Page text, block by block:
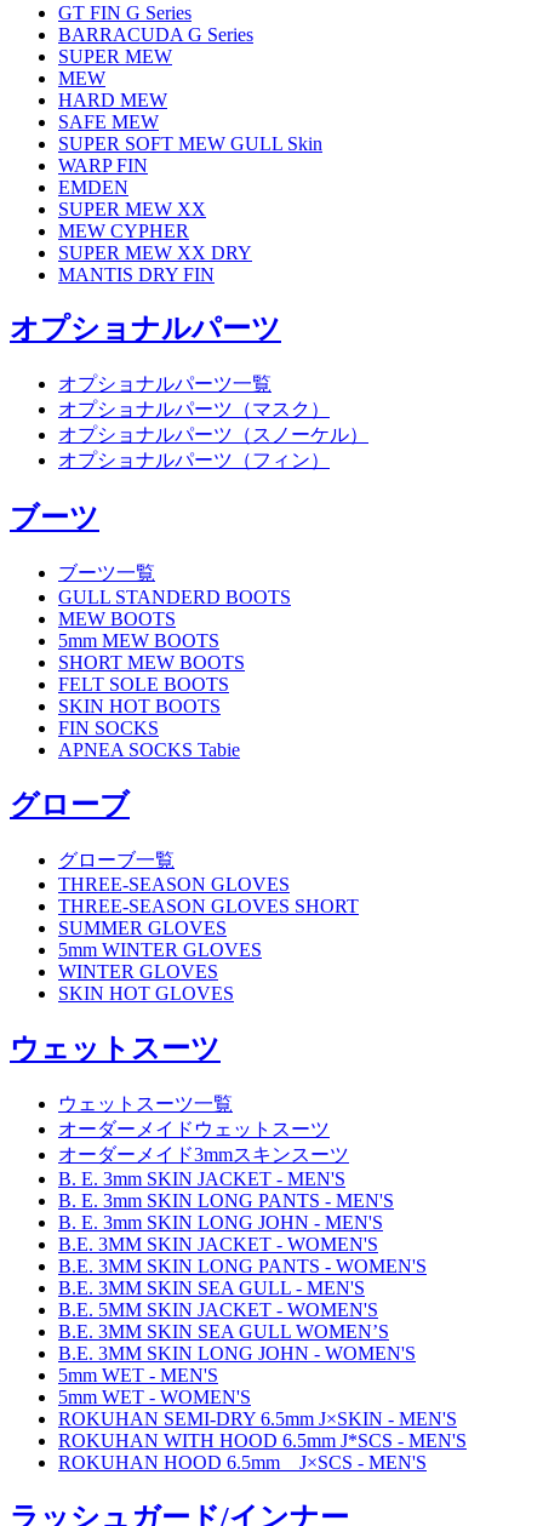
GT FIN G Series
BARRACUDA G Series
SUPER MEW
MEW
HARD MEW
SAFE MEW
SUPER SOFT MEW GULL Skin
WARP FIN
EMDEN
SUPER MEW XX
MEW CYPHER
SUPER MEW XX DRY
MANTIS DRY FIN
オプショナルパーツ
オプショナルパーツ一覧
オプショナルパーツ（マスク）
オプショナルパーツ（スノーケル）
オプショナルパーツ（フィン）
ブーツ
ブーツ一覧
GULL STANDERD BOOTS
MEW BOOTS
5mm MEW BOOTS
SHORT MEW BOOTS
FELT SOLE BOOTS
SKIN HOT BOOTS
FIN SOCKS
APNEA SOCKS Tabie
グローブ
グローブ一覧
THREE-SEASON GLOVES
THREE-SEASON GLOVES SHORT
SUMMER GLOVES
5mm WINTER GLOVES
WINTER GLOVES
SKIN HOT GLOVES
ウェットスーツ
ウェットスーツ一覧
オーダーメイドウェットスーツ
オーダーメイド3mmスキンスーツ
B. E. 3mm SKIN JACKET - MEN'S
B. E. 3mm SKIN LONG PANTS - MEN'S
B. E. 3mm SKIN LONG JOHN - MEN'S
B.E. 3MM SKIN JACKET - WOMEN'S
B.E. 3MM SKIN LONG PANTS - WOMEN'S
B.E. 3MM SKIN SEA GULL - MEN'S
B.E. 5MM SKIN JACKET - WOMEN'S
B.E. 3MM SKIN SEA GULL WOMEN’S
B.E. 3MM SKIN LONG JOHN - WOMEN'S
5mm WET - MEN'S
5mm WET - WOMEN'S
ROKUHAN SEMI-DRY 6.5mm J×SKIN - MEN'S
ROKUHAN WITH HOOD 6.5mm J*SCS - MEN'S
ROKUHAN HOOD 6.5mm J×SCS - MEN'S
ラッシュガード/インナー